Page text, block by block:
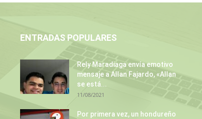
ENTRADAS POPULARES
Rely Maradiaga envía emotivo
mensaje a Allan Fajardo, «Allan
se está...
11/08/2021
Por primera vez, un hondureño